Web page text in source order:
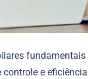
fundamentais
e